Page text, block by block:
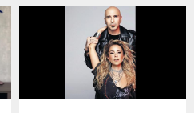
yaratan Yılmaz Erdoğan
imzalı dizi 'İnci
Taneleri'nden yeni tanıtım
yayınlandı. Yakında Kanal
D'de başlayacak olan
dizinin ikinci fragmanına,